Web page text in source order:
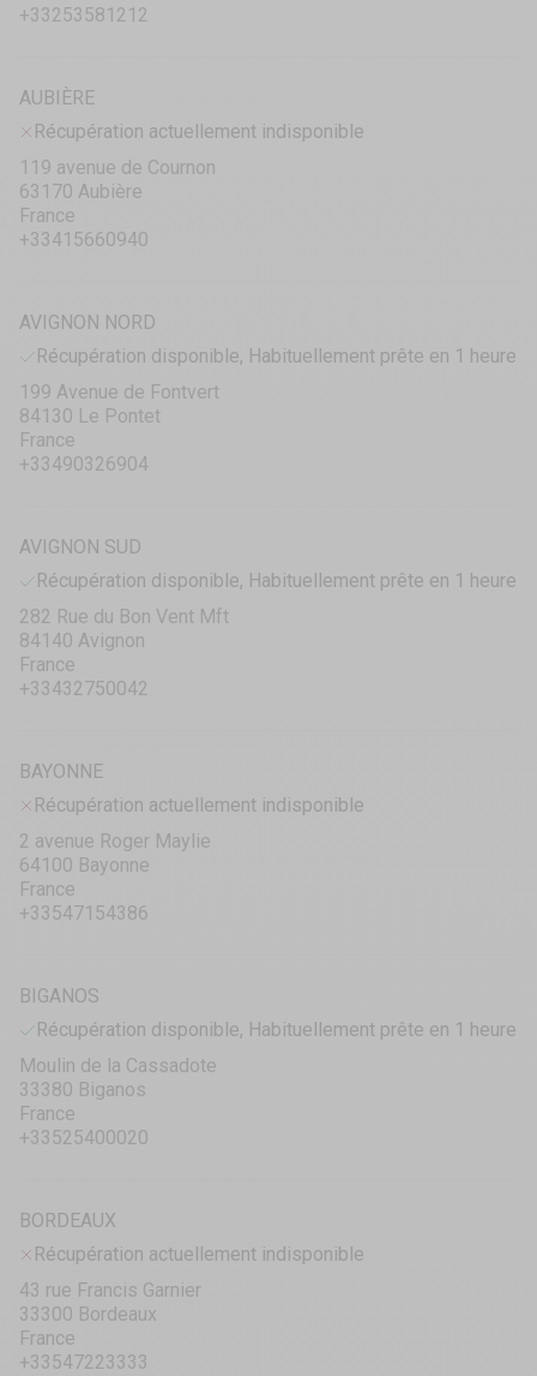
+33253581212
AUBIÈRE
Récupération actuellement indisponible
119 avenue de Cournon
63170 Aubière
France
+33415660940
AVIGNON NORD
Récupération disponible, Habituellement prête en 1 heure
199 Avenue de Fontvert
84130 Le Pontet
France
+33490326904
AVIGNON SUD
Récupération disponible, Habituellement prête en 1 heure
282 Rue du Bon Vent Mft
84140 Avignon
France
+33432750042
BAYONNE
Récupération actuellement indisponible
2 avenue Roger Maylie
64100 Bayonne
France
+33547154386
BIGANOS
Récupération disponible, Habituellement prête en 1 heure
Moulin de la Cassadote
33380 Biganos
France
+33525400020
BORDEAUX
Récupération actuellement indisponible
43 rue Francis Garnier
33300 Bordeaux
France
+33547223333